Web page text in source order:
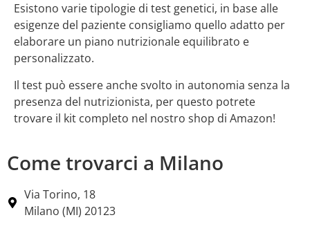
Esistono varie tipologie di test genetici, in base alle
esigenze del paziente consigliamo quello adatto per
elaborare un piano nutrizionale equilibrato e
personalizzato.
Il test può essere anche svolto in autonomia senza la
presenza del nutrizionista, per questo potrete
trovare il kit completo nel nostro shop di Amazon!
Come trovarci a Milano
Via Torino, 18
Milano (MI) 20123